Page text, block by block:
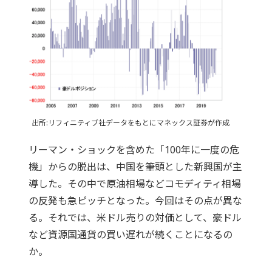
出所:リフィニティブ社データをもとにマネックス証券が作成
リーマン・ショックを含めた「100年に一度の危
機」からの脱出は、中国を筆頭とした新興国が主
導した。その中で原油相場などコモディティ相場
の反発も急ピッチとなった。今回はその点が異な
る。それでは、米ドル売りの対価として、豪ドル
など資源国通貨の買い遅れが続くことになるの
か。